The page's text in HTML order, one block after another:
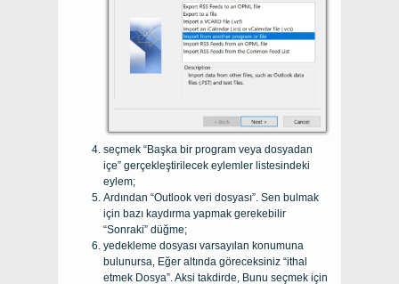
seçmek “Başka bir program veya dosyadan
içe” gerçekleştirilecek eylemler listesindeki
eylem;
Ardından “Outlook veri dosyası”. Sen bulmak
için bazı kaydırma yapmak gerekebilir
“Sonraki” düğme;
yedekleme dosyası varsayılan konumuna
bulunursa, Eğer altında göreceksiniz “ithal
etmek Dosya”. Aksi takdirde, Bunu seçmek için